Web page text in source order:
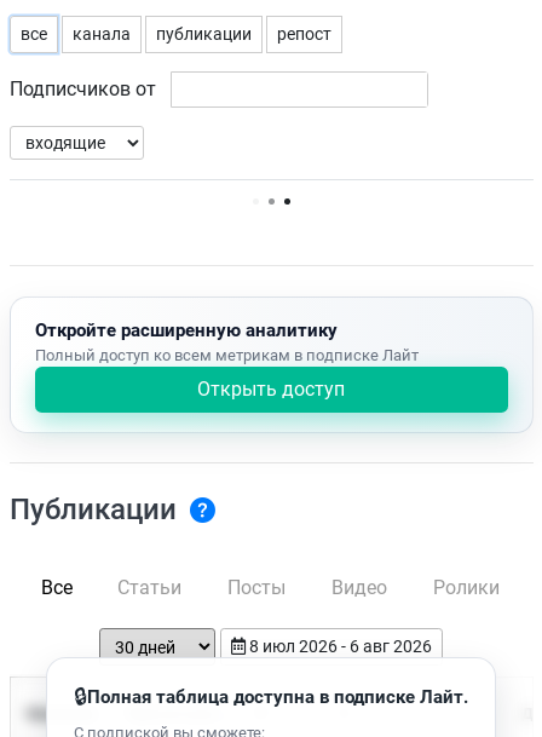
все канала публикации репост
Подписчиков от
Нет доступных упоминаний.
Откройте расширенную аналитику
Полный доступ ко всем метрикам в подписке Лайт
Открыть доступ
Публикации
Все Статьи Посты Видео Ролики
8 июл 2026 - 6 авг 2026
Время чтения
🔒Полная таблица доступна в подписке Лайт.
С подпиской вы сможете: